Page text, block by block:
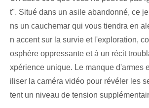
t". Situé dans un asile abandonné, ce
ns un cauchemar qui vous tiendra en
n accent sur la survie et l'exploration,
osphère oppressante et à un récit
xpérience unique. Le manque d'armes
iliser la caméra vidéo pour révéler les
tent un niveau de tension